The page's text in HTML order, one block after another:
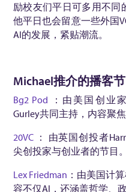
励校友们平日可多用不同
他平日也会留意一些外国
AI的发展，紧贴潮流。
Michael推介的播客
Bg2 Pod ：由美国创业
Gurley共同主持，内容聚
20VC ： 由英国创投者
尖创投家与创业者的节目。
Lex Friedman ：由美国计
容不仅AI，还涵盖哲学、